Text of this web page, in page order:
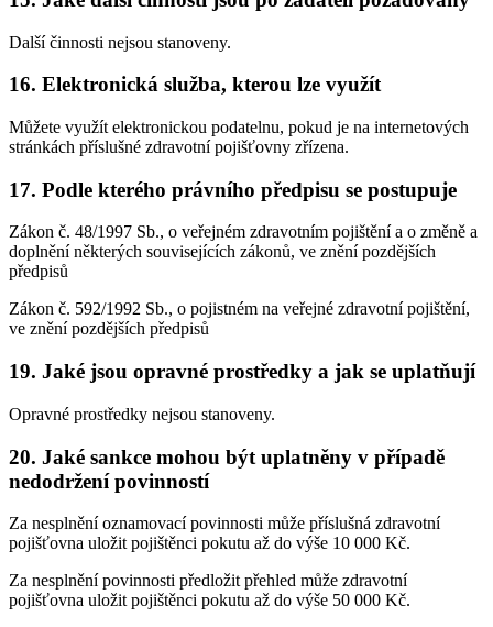
Další činnosti nejsou stanoveny.
16. Elektronická služba, kterou lze využít
Můžete využít elektronickou podatelnu, pokud je na internetových
stránkách příslušné zdravotní pojišťovny zřízena.
17. Podle kterého právního předpisu se postupuje
Zákon č. 48/1997 Sb., o veřejném zdravotním pojištění a o změně a
doplnění některých souvisejících zákonů, ve znění pozdějších
předpisů
Zákon č. 592/1992 Sb., o pojistném na veřejné zdravotní pojištění,
ve znění pozdějších předpisů
19. Jaké jsou opravné prostředky a jak se uplatňují
Opravné prostředky nejsou stanoveny.
20. Jaké sankce mohou být uplatněny v případě
nedodržení povinností
Za nesplnění oznamovací povinnosti může příslušná zdravotní
pojišťovna uložit pojištěnci pokutu až do výše 10 000 Kč.
Za nesplnění povinnosti předložit přehled může zdravotní
pojišťovna uložit pojištěnci pokutu až do výše 50 000 Kč.